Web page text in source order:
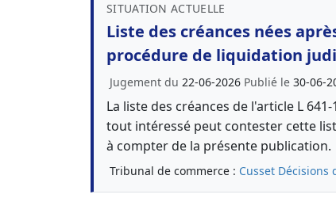
SITUATION ACTUELLE
Liste des créances nées
procédure de liquidation
Jugement du 22-06-2026 Publié le 30-06-
La liste des créances de l'article L
tout intéressé peut contester cette
à compter de la présente publication.
Tribunal de commerce : Cusset Décisions